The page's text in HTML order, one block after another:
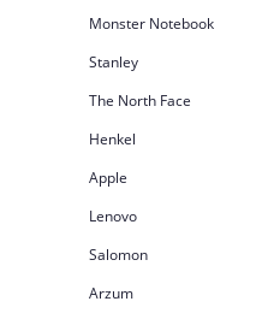
Monster Notebook
Stanley
The North Face
Henkel
Apple
Lenovo
Salomon
Arzum